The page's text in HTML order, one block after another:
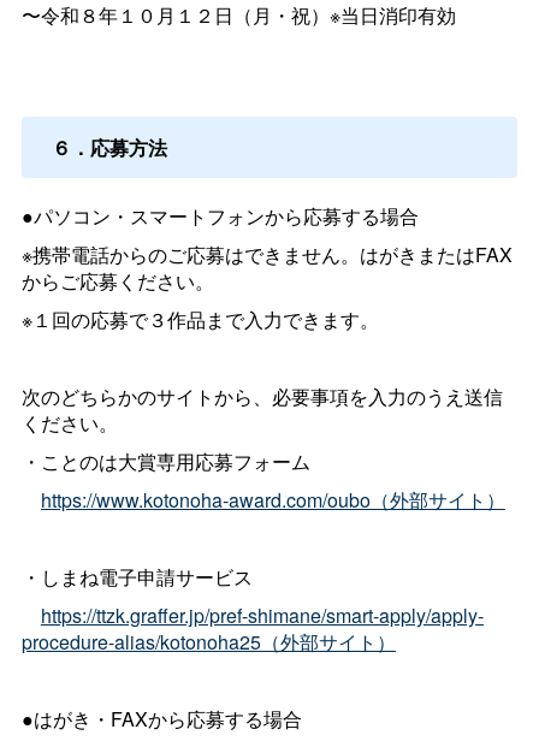
〜令和８年１０月１２日（月・祝）※当日消印有効
６．応募方法
●パソコン・スマートフォンから応募する場合
※携帯電話からのご応募はできません。はがきまたはFAX
からご応募ください。
※１回の応募で３作品まで入力できます。
次のどちらかのサイトから、必要事項を入力のうえ送信
ください。
・ことのは大賞専用応募フォーム
https://www.kotonoha-award.com/oubo（外部サイト）
・しまね電子申請サービス
https://ttzk.graffer.jp/pref-shimane/smart-apply/apply-
procedure-alias/kotonoha25（外部サイト）
●はがき・FAXから応募する場合